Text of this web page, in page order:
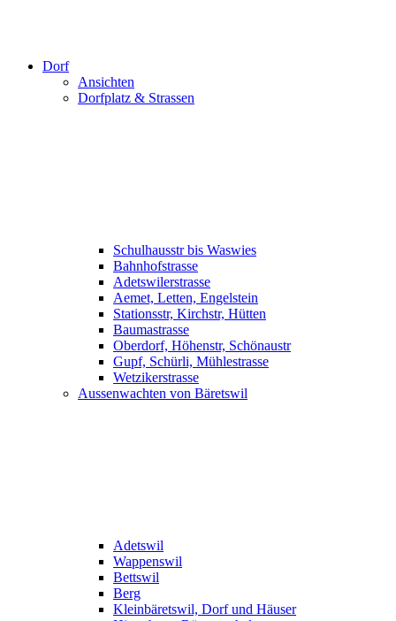
Dorf
Ansichten
Dorfplatz & Strassen
Schulhausstr bis Waswies
Bahnhofstrasse
Adetswilerstrasse
Aemet, Letten, Engelstein
Stationsstr, Kirchstr, Hütten
Baumastrasse
Oberdorf, Höhenstr, Schönaustr
Gupf, Schürli, Mühlestrasse
Wetzikerstrasse
Aussenwachten von Bäretswil
Adetswil
Wappenswil
Bettswil
Berg
Kleinbäretswil, Dorf und Häuser